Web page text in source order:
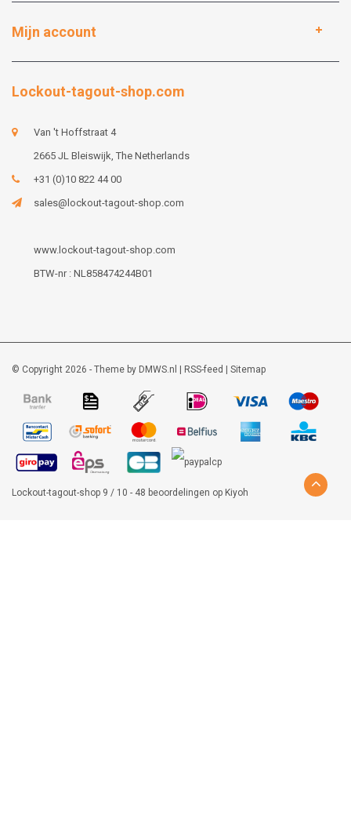
Mijn account
Lockout-tagout-shop.com
Van 't Hoffstraat 4
2665 JL Bleiswijk, The Netherlands
+31 (0)10 822 44 00
sales@lockout-tagout-shop.com
www.lockout-tagout-shop.com
BTW-nr : NL858474244B01
© Copyright 2026 - Theme by DMWS.nl RSS-feed Sitemap
Lockout-tagout-shop 9 / 10 - 48 beoordelingen op Kiyoh